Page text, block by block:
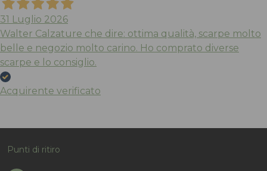
31 Luglio 2026
Walter Calzature che dire: ottima qualità, scarpe molto
belle e negozio molto carino. Ho comprato diverse
scarpe e lo consiglio.
Acquirente verificato
Punti di ritiro